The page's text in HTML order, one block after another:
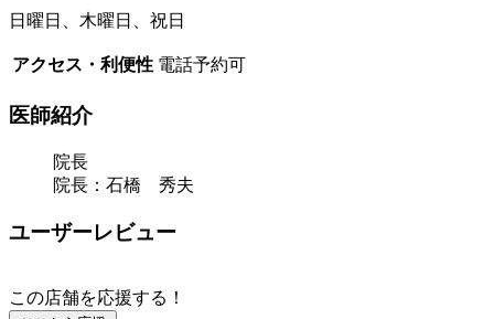
日曜日、木曜日、祝日
アクセス・利便性 電話予約可
医師紹介
院長
院長：石橋 秀夫
ユーザーレビュー
この店舗を応援する！